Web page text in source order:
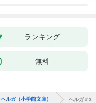
ランキング
無料
ヘルガ（小学館文庫） ヘルガ＃3